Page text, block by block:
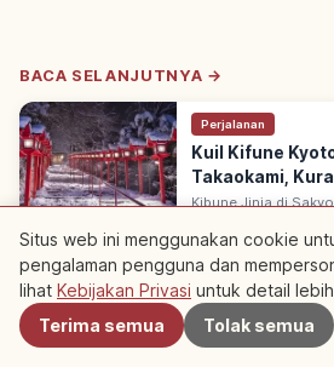
BACA SELANJUTNYA →
Perjalanan
Kuil Kifune
Takaokami,
Kibune Jinja di
pemohon hujan &
renovasi sejak ~677,
※ Konten artikel didasarkan pada informasi
mungkin berbeda dari situasi saat ini. Selain
keakuratan dan kelengkapan konten yang
Situs web ini menggunakan cookie
pengalaman pengguna dan
lihat Kebijakan Privasi untuk detail
Terima semua
Tolak semua